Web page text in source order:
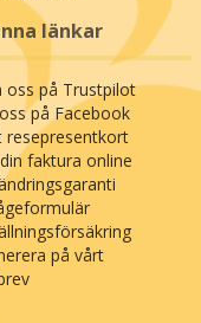
länkar
oss på Trustpilot
på Facebook
resepresentkort
faktura online
på vårt